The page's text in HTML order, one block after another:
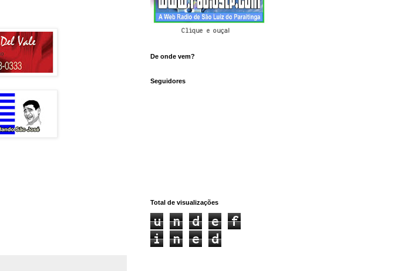
Clique e ouça!
De onde vem?
Seguidores
Total de visualizações
u n d e
f
i
n e d